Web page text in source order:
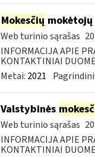
Mokesčių
Web turinio sąrašas
INFORMACIJA APIE
KONTAKTINIAI
Metai: 2021
Valstybinės
Web turinio sąrašas
INFORMACIJA APIE
KONTAKTINIAI